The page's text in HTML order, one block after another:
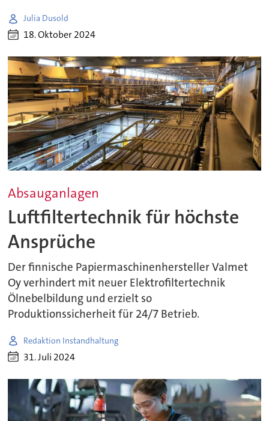
Julia Dusold
18. Oktober 2024
Absauganlagen
Luftfiltertechnik für höchste
Ansprüche
Der finnische Papiermaschinenhersteller Valmet
Oy verhindert mit neuer Elektrofiltertechnik
Ölnebelbildung und erzielt so
Produktionssicherheit für 24/7 Betrieb.
Redaktion Instandhaltung
31. Juli 2024